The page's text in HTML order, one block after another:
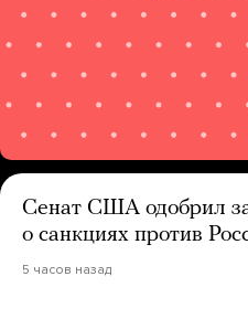
Сенат США одобрил
о санкциях против
5 часов назад